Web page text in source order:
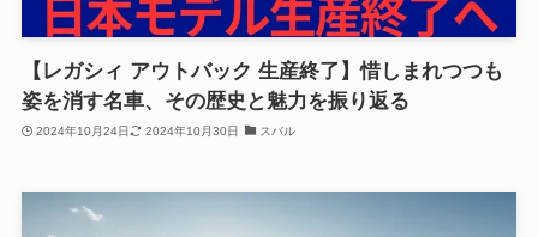
【レガシィ アウトバック 生産終了】惜しまれつつも
姿を消す名車、その歴史と魅力を振り返る
2024年10月24日 2024年10月30日 スバル